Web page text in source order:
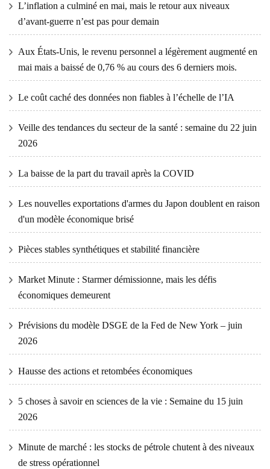
L’inflation a culminé en mai, mais le retour aux niveaux
d’avant-guerre n’est pas pour demain
Aux États-Unis, le revenu personnel a légèrement augmenté en
mai mais a baissé de 0,76 % au cours des 6 derniers mois.
Le coût caché des données non fiables à l’échelle de l’IA
Veille des tendances du secteur de la santé : semaine du 22 juin
2026
La baisse de la part du travail après la COVID
Les nouvelles exportations d'armes du Japon doublent en raison
d'un modèle économique brisé
Pièces stables synthétiques et stabilité financière
Market Minute : Starmer démissionne, mais les défis
économiques demeurent
Prévisions du modèle DSGE de la Fed de New York – juin
2026
Hausse des actions et retombées économiques
5 choses à savoir en sciences de la vie : Semaine du 15 juin
2026
Minute de marché : les stocks de pétrole chutent à des niveaux
de stress opérationnel